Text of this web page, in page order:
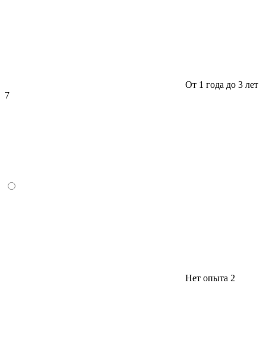
От 1 года до 3 лет
7
Нет опыта 2